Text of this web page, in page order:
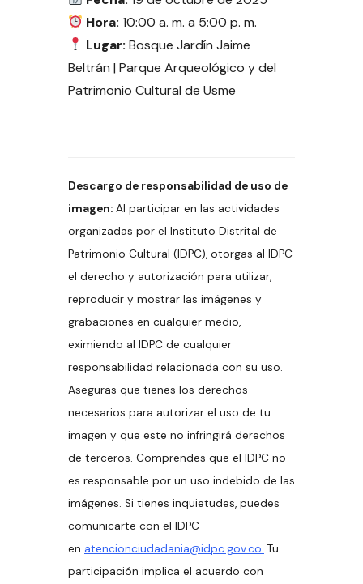
Hora: 10:00 a. m. a 5:00 p. m.
Lugar:Bosque Jardín Jaime
Beltrán | Parque Arqueológico y del
Patrimonio Cultural de Usme
Descargo de responsabilidad de uso de
imagen: Al participar en las actividades
organizadas por el Instituto Distrital de
Patrimonio Cultural (IDPC), otorgas al IDPC
el derecho y autorización para utilizar,
reproducir y mostrar las imágenes y
grabaciones en cualquier medio,
eximiendo al IDPC de cualquier
responsabilidad relacionada con su uso.
Aseguras que tienes los derechos
necesarios para autorizar el uso de tu
imagen y que este no infringirá derechos
de terceros. Comprendes que el IDPC no
es responsable por un uso indebido de las
imágenes. Si tienes inquietudes, puedes
comunicarte con el IDPC
en atencionciudadania@idpc.gov.co. Tu
participación implica el acuerdo con